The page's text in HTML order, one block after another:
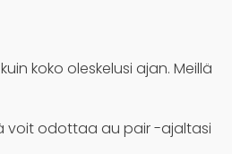
koko oleskelusi ajan. Meillä
voit odottaa au pair -ajaltasi